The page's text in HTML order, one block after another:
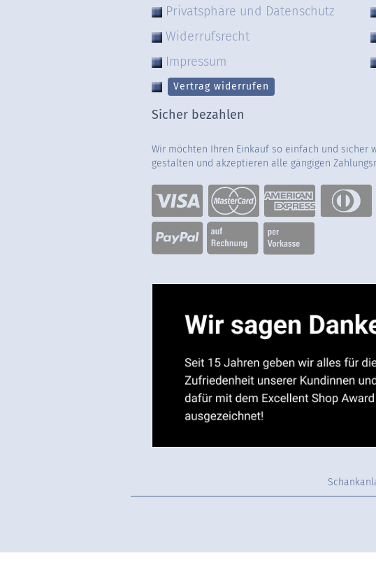
Privatsphäre und Datenschutz
Widerrufsrecht
Impressum
Vertrag widerrufen
Sicher bezahlen
Wir möchten Ihren Einkauf so einfach und sicher
gestalten und akzeptieren alle gängigen